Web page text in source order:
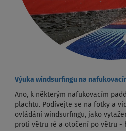
Výuka windsurfingu na
Ano, k některým nafukovacím
plachtu. Podívejte se na fotky a
ovládání windsurfingu, jako
proti větru ré a otočení po větru -